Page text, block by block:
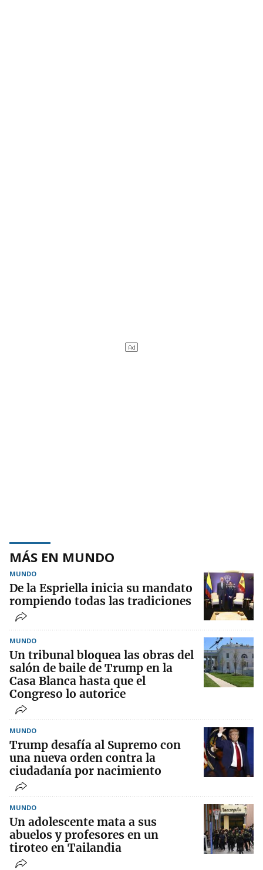
MÁS EN MUNDO
MUNDO
De la Espriella inicia su mandato
rompiendo todas las tradiciones
MUNDO
Un tribunal bloquea las obras del
salón de baile de Trump en la
Casa Blanca hasta que el
Congreso lo autorice
MUNDO
Trump desafía al Supremo con
una nueva orden contra la
ciudadanía por nacimiento
MUNDO
Un adolescente mata a sus
abuelos y profesores en un
tiroteo en Tailandia